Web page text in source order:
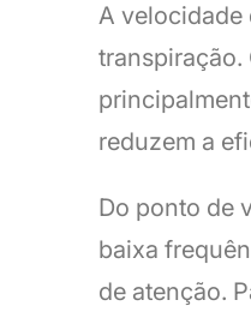
A velocidade
transpiração.
reduzem a
Do ponto de
baixa
de atenção.